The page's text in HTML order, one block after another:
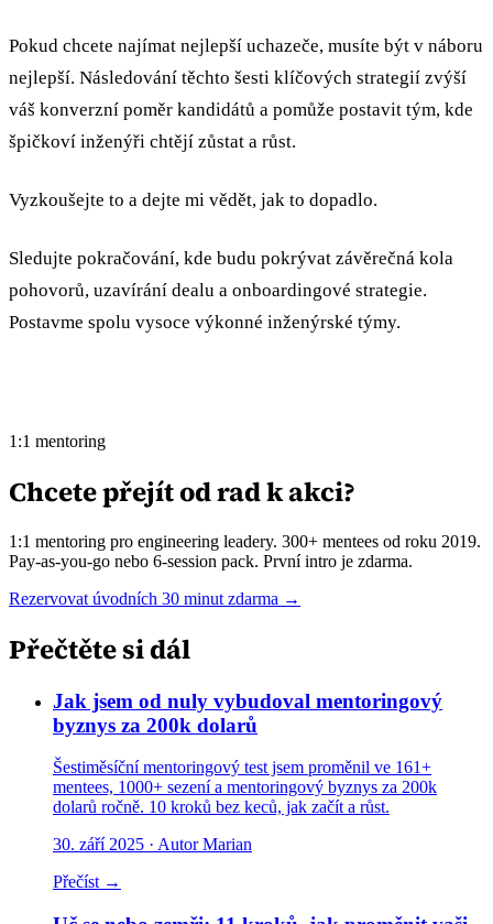
Pokud chcete najímat nejlepší uchazeče, musíte být v náboru
nejlepší. Následování těchto šesti klíčových strategií zvýší
váš konverzní poměr kandidátů a pomůže postavit tým, kde
špičkoví inženýři chtějí zůstat a růst.
Vyzkoušejte to a dejte mi vědět, jak to dopadlo.
Sledujte pokračování, kde budu pokrývat závěrečná kola
pohovorů, uzavírání dealu a onboardingové strategie.
Postavme spolu vysoce výkonné inženýrské týmy.
1:1 mentoring
Chcete přejít od rad k akci?
1:1 mentoring pro engineering leadery. 300+ mentees od roku 2019.
Pay-as-you-go nebo 6-session pack. První intro je zdarma.
Rezervovat úvodních 30 minut zdarma →
Přečtěte si dál
Jak jsem od nuly vybudoval mentoringový
byznys za 200k dolarů
Šestiměsíční mentoringový test jsem proměnil ve 161+
mentees, 1000+ sezení a mentoringový byznys za 200k
dolarů ročně. 10 kroků bez keců, jak začít a růst.
30. září 2025 · Autor Marian
Přečíst →